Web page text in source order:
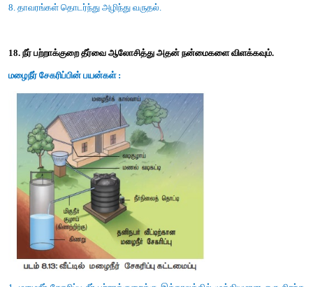
17. பொதுவான நான்கு பசுமை இல்ல வாயுக்களில்
காணப்படுகின்ற வாயு எது? இந்த வாயு தாவரத்தின்
பாதிக்கிறது என்பதைக் குறிப்பிடுக.
* கார்பன்-டை-ஆக்ஸைடு வாயு பசுமை இல்ல வாயுக்களில்
காணப்படும் வாயு. இது மொத்த பசுமை இல்ல வாயுக்களில் 60 %
* காற்றில் CO
அளவு உயரும்போது இது தாவரங்களின் நைட்ரஜன்
திறனை குறைக்கிறது. நைட்ரஜன் அளவு தாவரங்களில்
தாவரங்களின் புரத உற்பத்தி மற்றும் வளர்ச்சி பாதிக்கப்படுகிறது.
கார்பன்டை ஆக்ஸைடு பசுமை இல்ல வாயுக்களில்
காணப்படுகின்ற வாயு